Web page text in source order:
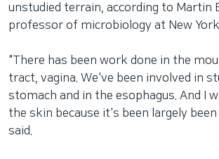
unstudied terrain, according to Martin
professor of microbiology at New
"There has been work done in the
tract, vagina. We've been involved in
stomach and in the esophagus. And I
the skin because it's been largely
said.